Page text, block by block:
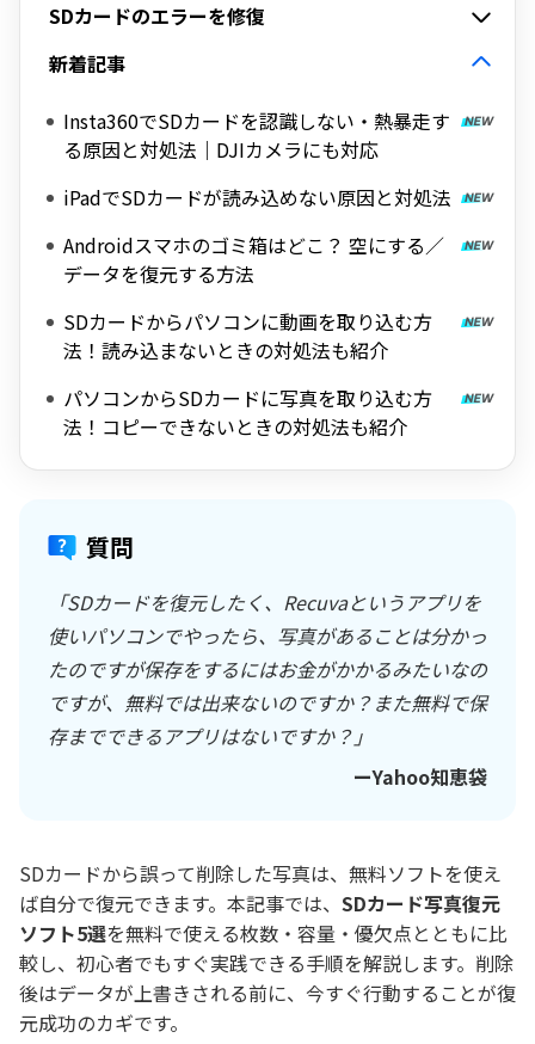
SDカードのエラーを修復
新着記事
Insta360でSDカードを認識しない・熱暴走す
る原因と対処法｜DJIカメラにも対応
iPadでSDカードが読み込めない原因と対処法
Androidスマホのゴミ箱はどこ？ 空にする／
データを復元する方法
SDカードからパソコンに動画を取り込む方
法！読み込まないときの対処法も紹介
パソコンからSDカードに写真を取り込む方
法！コピーできないときの対処法も紹介
質問
「SDカードを復元したく、Recuvaというアプリを
使いパソコンでやったら、写真があることは分かっ
たのですが保存をするにはお金がかかるみたいなの
ですが、無料では出来ないのですか？また無料で保
存までできるアプリはないですか？」
ーYahoo知恵袋
SDカードから誤って削除した写真は、無料ソフトを使え
ば自分で復元できます。本記事では、 SDカード写真復元
ソフト5選を無料で使える枚数・容量・優欠点とともに比
較し、初心者でもすぐ実践できる手順を解説します。削除
後はデータが上書きされる前に、今すぐ行動することが復
元成功のカギです。